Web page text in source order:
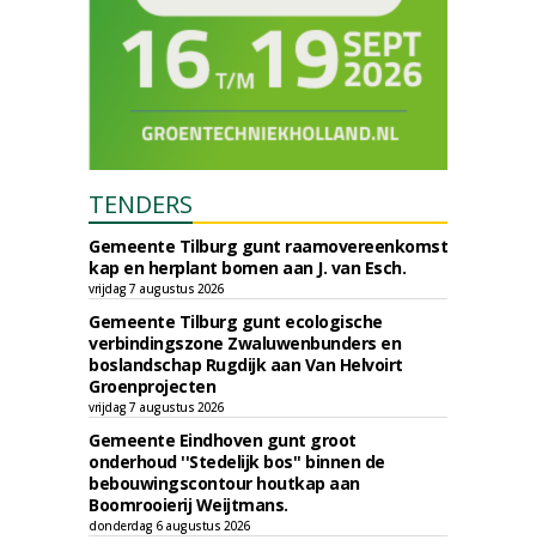
TENDERS
Gemeente Tilburg gunt raamovereenkomst
kap en herplant bomen aan J. van Esch.
vrijdag 7 augustus 2026
Gemeente Tilburg gunt ecologische
verbindingszone Zwaluwenbunders en
boslandschap Rugdijk aan Van Helvoirt
Groenprojecten
vrijdag 7 augustus 2026
Gemeente Eindhoven gunt groot
onderhoud ''Stedelijk bos'' binnen de
bebouwingscontour houtkap aan
Boomrooierij Weijtmans.
donderdag 6 augustus 2026